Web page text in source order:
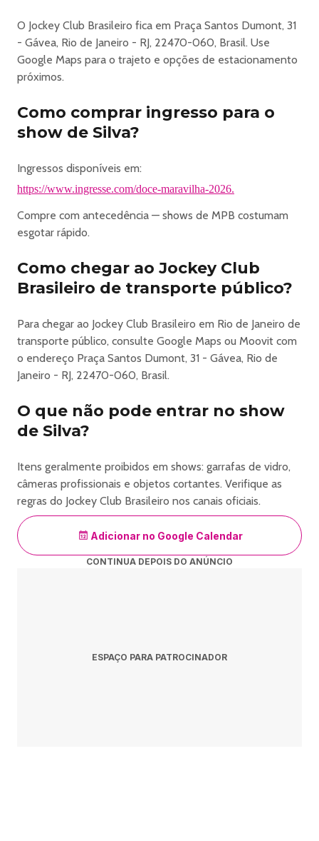
. Falamansa conv. Ruan Vitor Vaqueirinho
. Sandra Sá: 40 anos de Sandra Sá (1986)
. Academia da Berlinda: 10 Anos de Nada Sem Ela com
Louise
. Nova Orquestra toca: 20 Anos de Bloco do Eu Sozinho
. DJs: Bia Marques, Yasmin Vilhena e Rafa Canholato B2B
Babi Facchinetti
. Nelson Motta & Lou Cascudo apresentam: Noites
Doce Maravilha - A Festa da Música Brasileira
Data
: 07, 08 e 09 de agosto
Local
: Jockey Club - Praça Santos Dumont, 31 - Gávea
Abertura dos portões no sábado e no domingo:
14h.
Atenção
: O horário do show pode sofrer alterações devido à
imprevistos relacionados ao artista e/ou à produção do
Classificação etária
: A classificação etária do evento é de 16 (dezesseis) anos.
A entrada de menores de idade entre 5 e 15 anos será
permitida desde que estejam acompanhados dos pais ou
responsáveis legais, comprovado por documento de
https://drive.google.com/file/d/
O Jockey Club Brasileiro fica em Praça Santos Dumont, 31
- Gávea, Rio de Janeiro - RJ, 22470-060, Brasil. Use
Google Maps para o trajeto e opções de estacionamento
próximos.
Como comprar ingresso para o
show de Silva?
Ingressos disponíveis em:
https://www.ingresse.com/doce-maravilha-2026.
Compre com antecedência — shows de MPB costumam
esgotar rápido.
Como chegar ao Jockey Club
Brasileiro de transporte público?
Para chegar ao Jockey Club Brasileiro em Rio de Janeiro de
transporte público, consulte Google Maps ou Moovit com
o endereço Praça Santos Dumont, 31 - Gávea, Rio de
Janeiro - RJ, 22470-060, Brasil.
O que não pode entrar no show
de Silva?
Itens geralmente proibidos em shows: garrafas de vidro,
câmeras profissionais e objetos cortantes. Verifique as
regras do Jockey Club Brasileiro nos canais oficiais.
Adicionar no Google Calendar
CONTINUA DEPOIS DO ANÚNCIO
ESPAÇO PARA PATROCINADOR